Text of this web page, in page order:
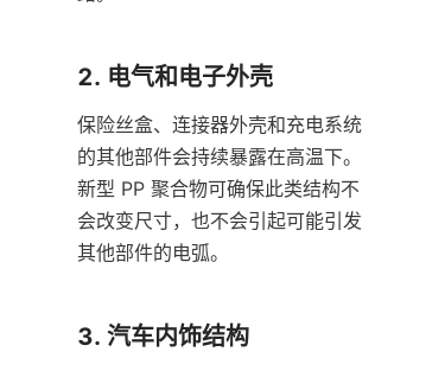
2. 电气和电子外壳
保险丝盒、连接器外壳和充电系统
的其他部件会持续暴露在高温下。
新型 PP 聚合物可确保此类结构不
会改变尺寸，也不会引起可能引发
其他部件的电弧。
3. 汽车内饰结构